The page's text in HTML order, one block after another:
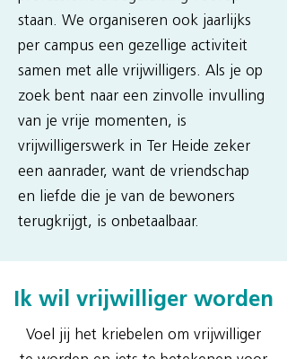
staan. We organiseren ook jaarlijks
per campus een gezellige activiteit
samen met alle vrijwilligers. Als je op
zoek bent naar een zinvolle invulling
van je vrije momenten, is
vrijwilligerswerk in Ter Heide zeker
een aanrader, want de vriendschap
en liefde die je van de bewoners
terugkrijgt, is onbetaalbaar.
Ik wil vrijwilliger worden
Voel jij het kriebelen om vrijwilliger